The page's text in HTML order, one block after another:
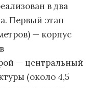
в два
Первый этап
— корпус
— центральный
(около 4,5